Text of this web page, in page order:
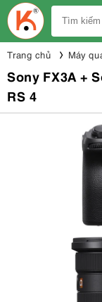
Trang chủ Máy
Sony FX3A +
RS 4